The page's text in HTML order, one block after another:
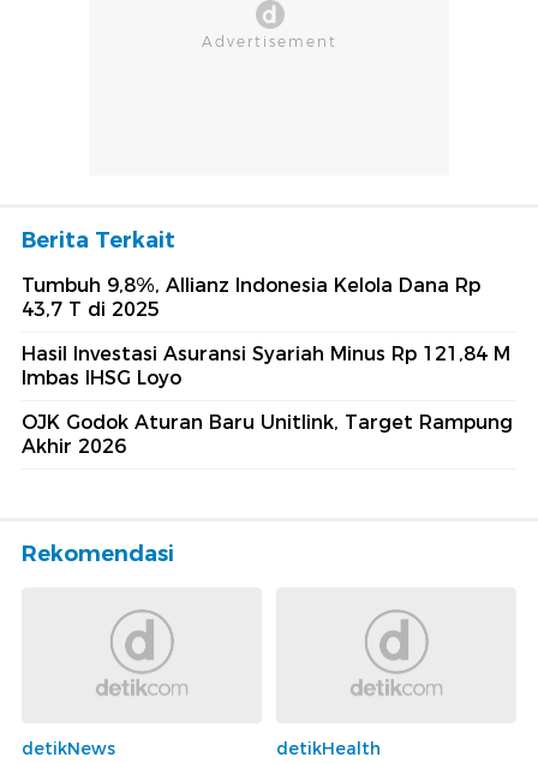
Berita Terkait
Tumbuh 9,8%, Allianz Indonesia Kelola Dana Rp
43,7 T di 2025
Hasil Investasi Asuransi Syariah Minus Rp 121,84 M
Imbas IHSG Loyo
OJK Godok Aturan Baru Unitlink, Target Rampung
Akhir 2026
Rekomendasi
detikNews
detikHealth